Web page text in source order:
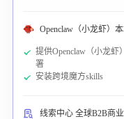
Openclaw（小龙虾）
提供Openclaw（小龙虾
署
安装跨境魔方skills
线索中心 全球B2B商